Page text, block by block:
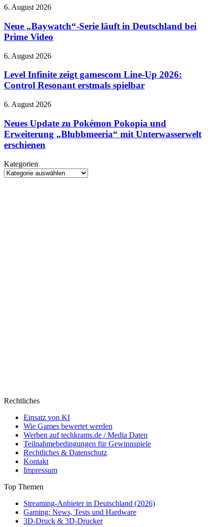
soll
im
September
Neue
Serie
läuft
in
bei
Video
6. August 2026
Neue „Baywatch“-Serie läuft in Deutschland bei
Prime Video
Level
zeigt
gamescom
Line-
2026:
Resonant
erstmals
spielbar
6. August 2026
Level Infinite zeigt gamescom Line-Up 2026:
Control Resonant erstmals spielbar
Neues
zu
Pokémon
Pokopia
und
„Blubbmeeria“
mit
6. August 2026
Neues Update zu Pokémon Pokopia und
Erweiterung „Blubbmeeria“ mit Unterwasserwelt
erschienen
Kategorien
Kategorien
Rechtliches
Einsatz von KI
Wie Games bewertet werden
Werben auf techkrams.de / Media Daten
Teilnahmebedingungen für Gewinnspiele
Rechtliches & Datenschutz
Kontakt
Impressum
Top Themen
Streaming-Anbieter in Deutschland (2026)
Gaming: News, Tests und Hardware
3D-Druck & 3D-Drucker